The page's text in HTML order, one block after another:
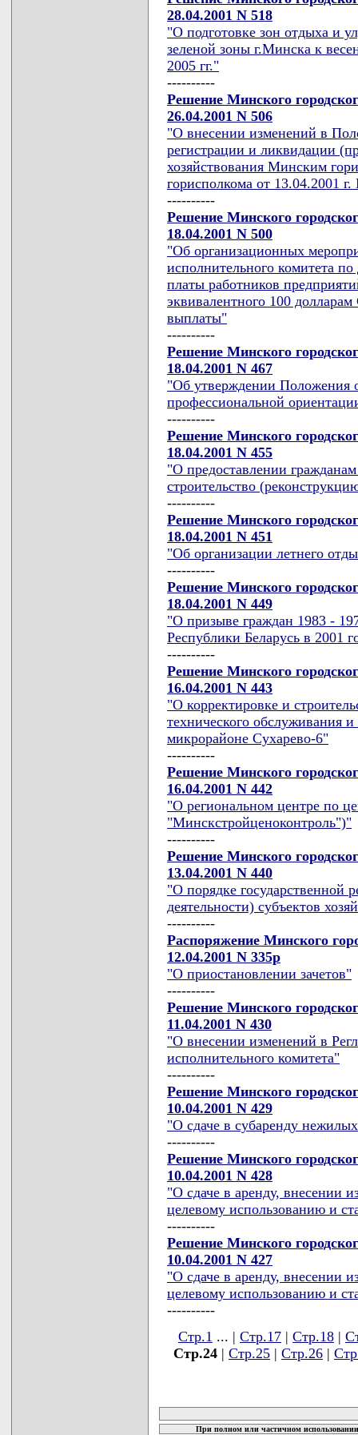
28.04.2001 N 518
"О подготовке зон отдыха и
зеленой зоны г.Минска к
2005 гг."
----------
Решение Минского
26.04.2001 N 506
"О внесении изменений в
регистрации и ликвидации
хозяйствования Минским
горисполкома от 13.04.2001 г.
----------
Решение Минского
18.04.2001 N 500
"Об организационных
исполнительного комитета
платы работников
эквивалентного 100
выплаты"
----------
Решение Минского
18.04.2001 N 467
"Об утверждении Положения
профессиональной
----------
Решение Минского
18.04.2001 N 455
"О предоставлении
строительство
----------
Решение Минского
18.04.2001 N 451
"Об организации летнего
----------
Решение Минского
18.04.2001 N 449
"О призыве граждан 1983 -
Республики Беларусь в 2001
----------
Решение Минского
16.04.2001 N 443
"О корректировке и
технического обслуживания
микрорайоне Сухарево-6"
----------
Решение Минского
16.04.2001 N 442
"О региональном центре по
"Минскстройценоконтроль")"
----------
Решение Минского
13.04.2001 N 440
"О порядке государственной
деятельности) субъектов
----------
Распоряжение Минского
12.04.2001 N 335р
"О приостановлении зачетов"
----------
Решение Минского
11.04.2001 N 430
"О внесении изменений в
исполнительного комитета"
----------
Решение Минского
10.04.2001 N 429
"О сдаче в субаренду
----------
Решение Минского
10.04.2001 N 428
"О сдаче в аренду, внесении
целевому использованию и
----------
Решение Минского
10.04.2001 N 427
"О сдаче в аренду, внесении
целевому использованию и
----------
Стр.1 ... | Стр.17 | Стр.18 |
Стр.24 | Стр.25 | Стр.26 |
При полном или частичном